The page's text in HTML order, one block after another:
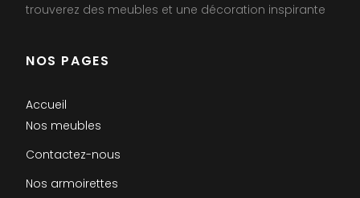
trouverez des meubles et une décoration inspirante
NOS PAGES
Accueil
Nos meubles
Contactez-nous
Nos armoirettes